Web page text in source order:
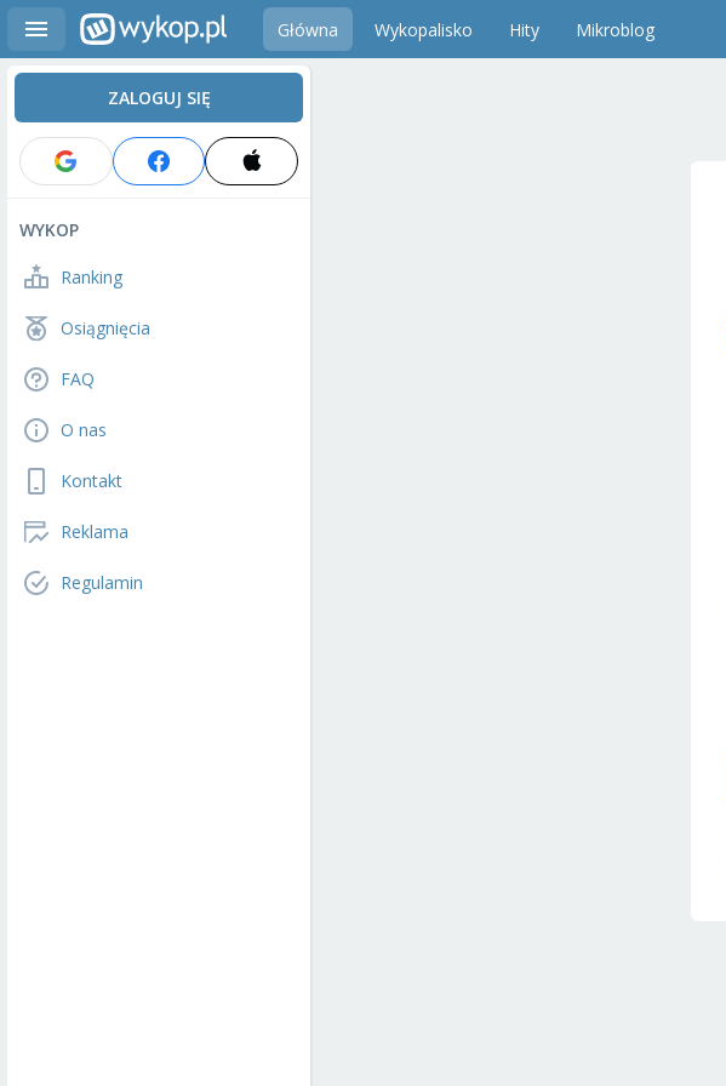
Główna Wykopalisko Hity Mikroblog
ZALOGUJ SIĘ
WYKOP
Ranking
Osiągnięcia
FAQ
O nas
Kontakt
Reklama
Regulamin